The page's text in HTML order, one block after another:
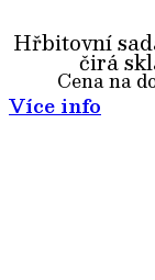
Hřbitovní
čirá
Cena na
Více info